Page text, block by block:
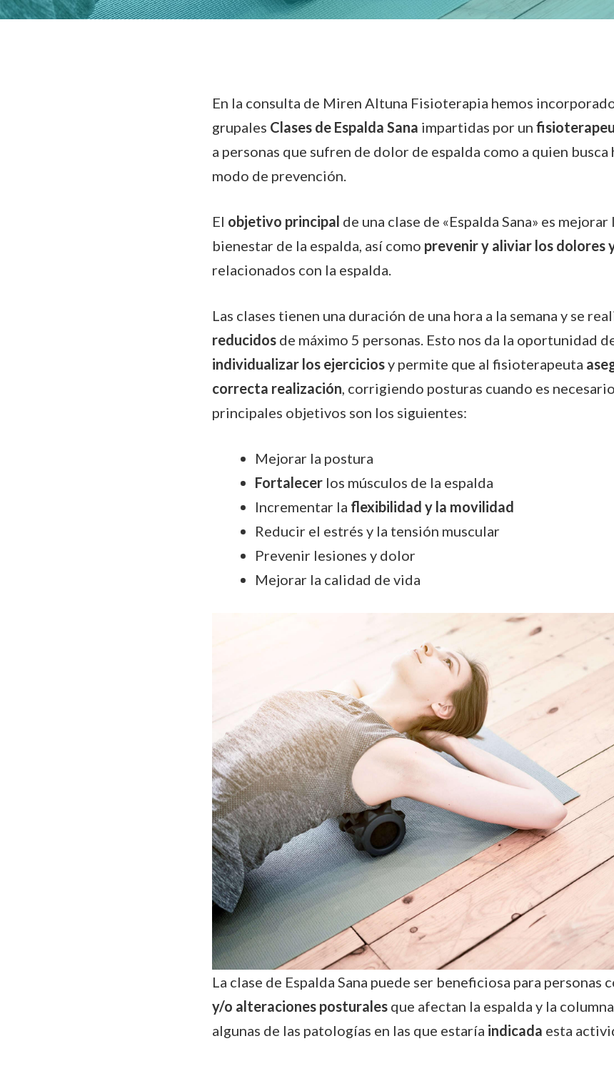
En la consulta de Miren Altuna Fisioterapia hemos
grupales Clases de Espalda Sana impartidas por un
a personas que sufren de dolor de espalda como a quien
modo de prevención.
El objetivo principal de una clase de «Espalda Sana» es mejorar
bienestar de la espalda, así como prevenir y aliviar los dolores
relacionados con la espalda.
Las clases tienen una duración de una hora a la semana y se
reducidos de máximo 5 personas. Esto nos da la oportunidad
individualizar los ejerciciosy permite que al fisioterapeuta
correcta realización, corrigiendo posturas cuando es
principales objetivos son los siguientes:
Mejorar la postura
Fortalecer los músculos de la espalda
Incrementar la flexibilidad y la movilidad
Reducir el estrés y la tensión muscular
Prevenir lesiones y dolor
Mejorar la calidad de vida
La clase de Espalda Sana puede ser beneficiosa para personas
y/o alteraciones posturales que afectan la espalda y la
algunas de las patologías en las que estaría indicada esta